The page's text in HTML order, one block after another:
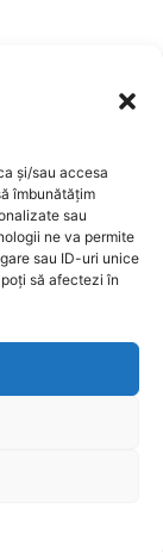
și/sau accesa
îmbunătățim
sau
ne va permite
sau ID-uri unice
să afectezi în
la